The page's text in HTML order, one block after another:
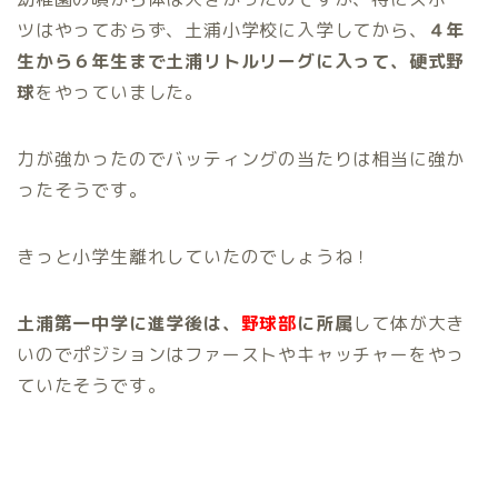
ツはやっておらず、土浦小学校に入学してから、
４年
生から６年生まで土浦リトルリーグに入って、硬式野
球をやっていました。
力が強かったのでバッティングの当たりは相当に強か
ったそうです。
きっと小学生離れしていたのでしょうね！
土浦第一中学に進学後は、 野球部に所属して体が大き
いのでポジションはファーストやキャッチャーをやっ
ていたそうです。